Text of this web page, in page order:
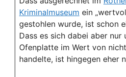
Kriminalmuseum ein
gestohlen wurde, ist schon
Dass es sich dabei aber nur
Ofenplatte im Wert von
handelte, ist hingegen eher